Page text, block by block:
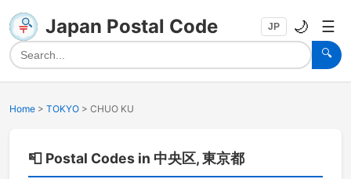
Japan Postal Code
🔍
JP 🌙 ☰
Home > TOKYO > CHUO KU
📮 Postal Codes in 中央区, 東京都